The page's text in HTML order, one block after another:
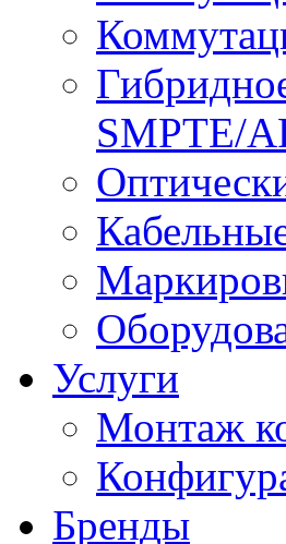
SMPTE/
Услуги
Монтаж
Бренды